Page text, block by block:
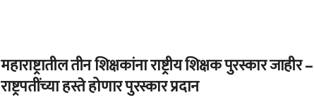
महाराष्ट्रातील तीन शिक्षकांना राष्ट्रीय शिक्षक पुरस्कार जाहीर –
राष्ट्रपतींच्या हस्ते होणार पुरस्कार प्रदान